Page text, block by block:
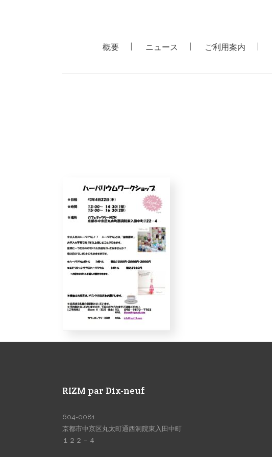
概要 ニュース ご利用案内
RIZM par Dix-neuf
604-0081
京都市中京区丸太町通西洞院東入田中町
１２２－４